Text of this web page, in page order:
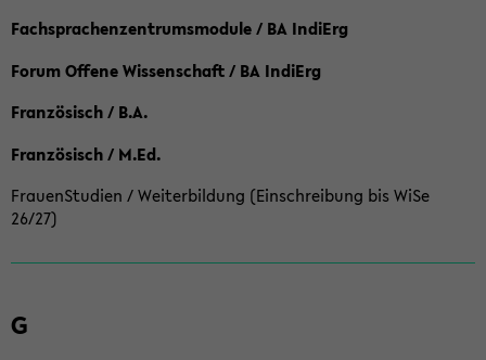
Fachsprachenzentrumsmodule / BA IndiErg
Forum Offene Wissenschaft / BA IndiErg
Französisch / B.A.
Französisch / M.Ed.
FrauenStudien / Weiterbildung (Einschreibung bis WiSe
26/27)
G